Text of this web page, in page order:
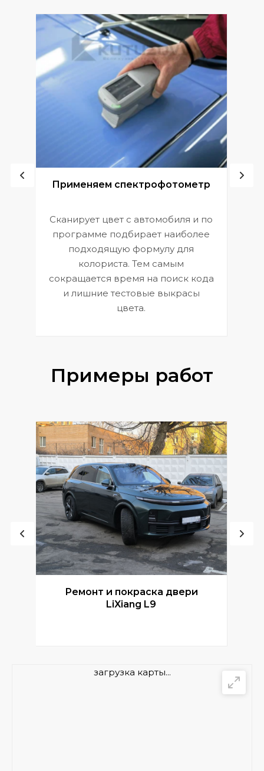
Применяем спектрофотометр
Сканирует цвет с автомобиля и по
программе подбирает наиболее
подходящую формулу для
колориста. Тем самым
сокращается время на поиск кода
и лишние тестовые выкрасы
цвета.
Примеры работ
Ремонт и покраска двери
LiXiang L9
загрузка карты...